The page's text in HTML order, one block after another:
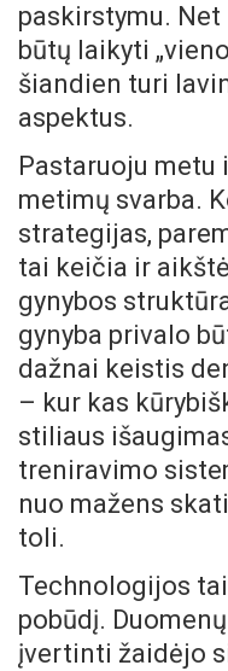
paskirstymu.
būtų laikyti
šiandien turi
aspektus.
Pastaruoju
metimų svarba.
strategijas,
tai keičia ir
gynybos
gynyba privalo
dažnai keistis
– kur kas
stiliaus
treniravimo
nuo mažens
toli.
Technologijos
pobūdį.
įvertinti žaidėjo